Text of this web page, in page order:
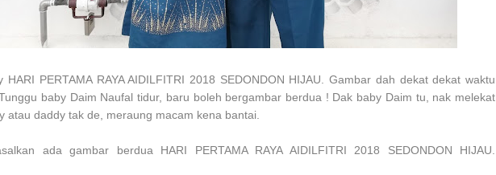
HARI PERTAMA RAYA AIDILFITRI 2018 SEDONDON HIJAU. Gambar dah dekat dekat waktu
baby Daim Naufal tidur, baru boleh bergambar berdua ! Dak baby Daim tu, nak melekat
atau daddy tak de, meraung macam kena bantai.
ada gambar berdua HARI PERTAMA RAYA AIDILFITRI 2018 SEDONDON HIJAU.